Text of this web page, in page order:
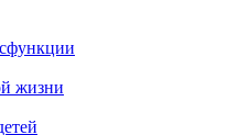
жизни